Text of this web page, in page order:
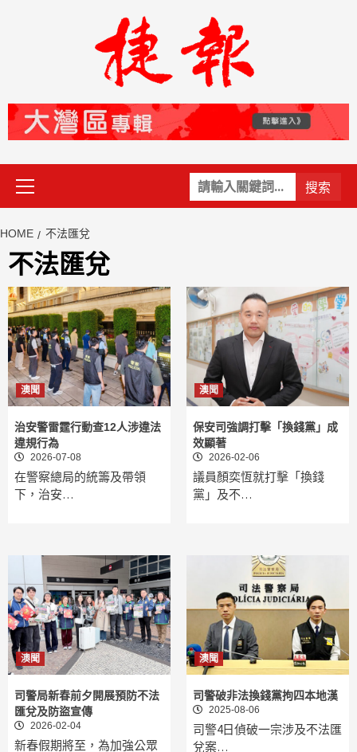
關
鍵
Primary
Menu
HOME 不法匯兌
不法匯兌
澳聞
治安警雷霆行動查12人涉違法
違規行為
2026-07-08
在警察總局的統籌及帶領
下，治安…
澳聞
保安司強調打擊「換錢黨」成
效顯著
2026-02-06
議員顏奕恆就打擊「換錢
黨」及不…
澳聞
司警局新春前夕開展預防不法
匯兌及防盜宣傳
2026-02-04
新春假期將至，為加強公眾
澳聞
司警破非法換錢黨拘四本地漢
2025-08-06
司警4日偵破一宗涉及不法匯
兌案…